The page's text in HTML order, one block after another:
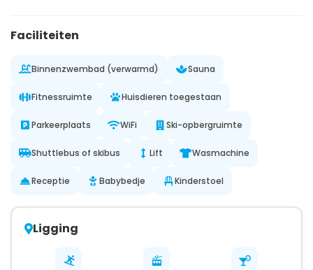
Faciliteiten
Binnenzwembad (verwarmd) Sauna
Fitnessruimte Huisdieren toegestaan
Parkeerplaats WiFi Ski-opbergruimte
Shuttlebus of skibus Lift Wasmachine
Receptie Babybedje Kinderstoel
Ligging